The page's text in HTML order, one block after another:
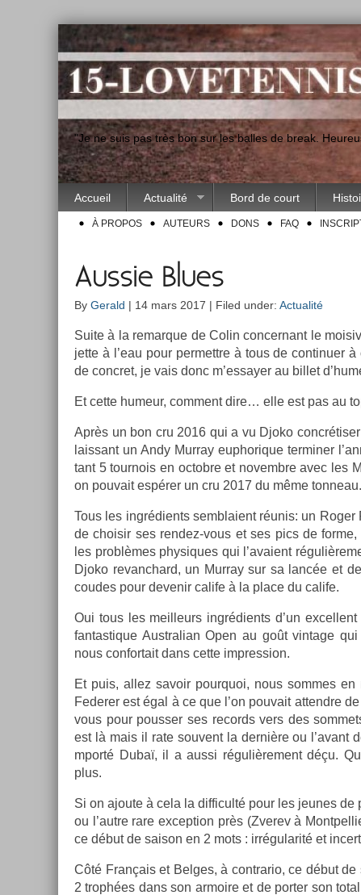
"Je ne suis pas très bon sur les balles de break.
Accueil Actualité Bord de court
À PROPOS AUTEURS DONS FAQ
Aussie Blues
By Gerald | 14 mars 2017 | Filed under: Actualité
Suite à la re­mar­que de Colin con­cer­nant le
jette à l’eau pour per­mettre à tous de con­tinu­er
de con­cret, je vais donc m’es­say­er au bi­llet
Et cette humeur, com­ment dire… elle est pas au
Après un bon cru 2016 qui a vu Djoko
lais­sant un Andy Mur­ray eup­horique ter­min­er
tant 5 tour­nois en oc­tob­re et novembre avec les
on pouvait espérer un cru 2017 du même ton­neau.
Tous les in­grédients semblaient réunis: un
de choisir ses rendez-vous et ses pics de
les problèmes physiques qui l’avaient
Djoko re­vanchard, un Mur­ray sur sa lancée et
co­udes pour de­venir calife à la place du calife.
Oui tous les meil­leurs in­grédients d’un
fan­tastique Australian Open au goût vin­tage
nous con­for­tait dans cette im­press­ion.
Et puis, allez savoir pour­quoi, nous som­mes
Feder­er est égal à ce que l’on pouvait at­tendre
vous pour pouss­er ses re­cords vers des
est là mais il rate souvent la dernière ou l’avant
mporté Dubaï, il a aussi réguliè­re­ment déçu.
plus.
Si on ajoute à cela la dif­ficulté pour les jeunes de
ou l’autre rare ex­cep­tion près (Zverev à
ce début de saison en 2 mots : ir­régularité et
Côté Français et Be­lges, à contra­rio, ce début
2 trophées dans son ar­moire et de port­er son